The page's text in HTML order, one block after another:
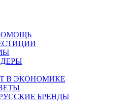
В ЭКОНОМИКЕ
БРЕНДЫ